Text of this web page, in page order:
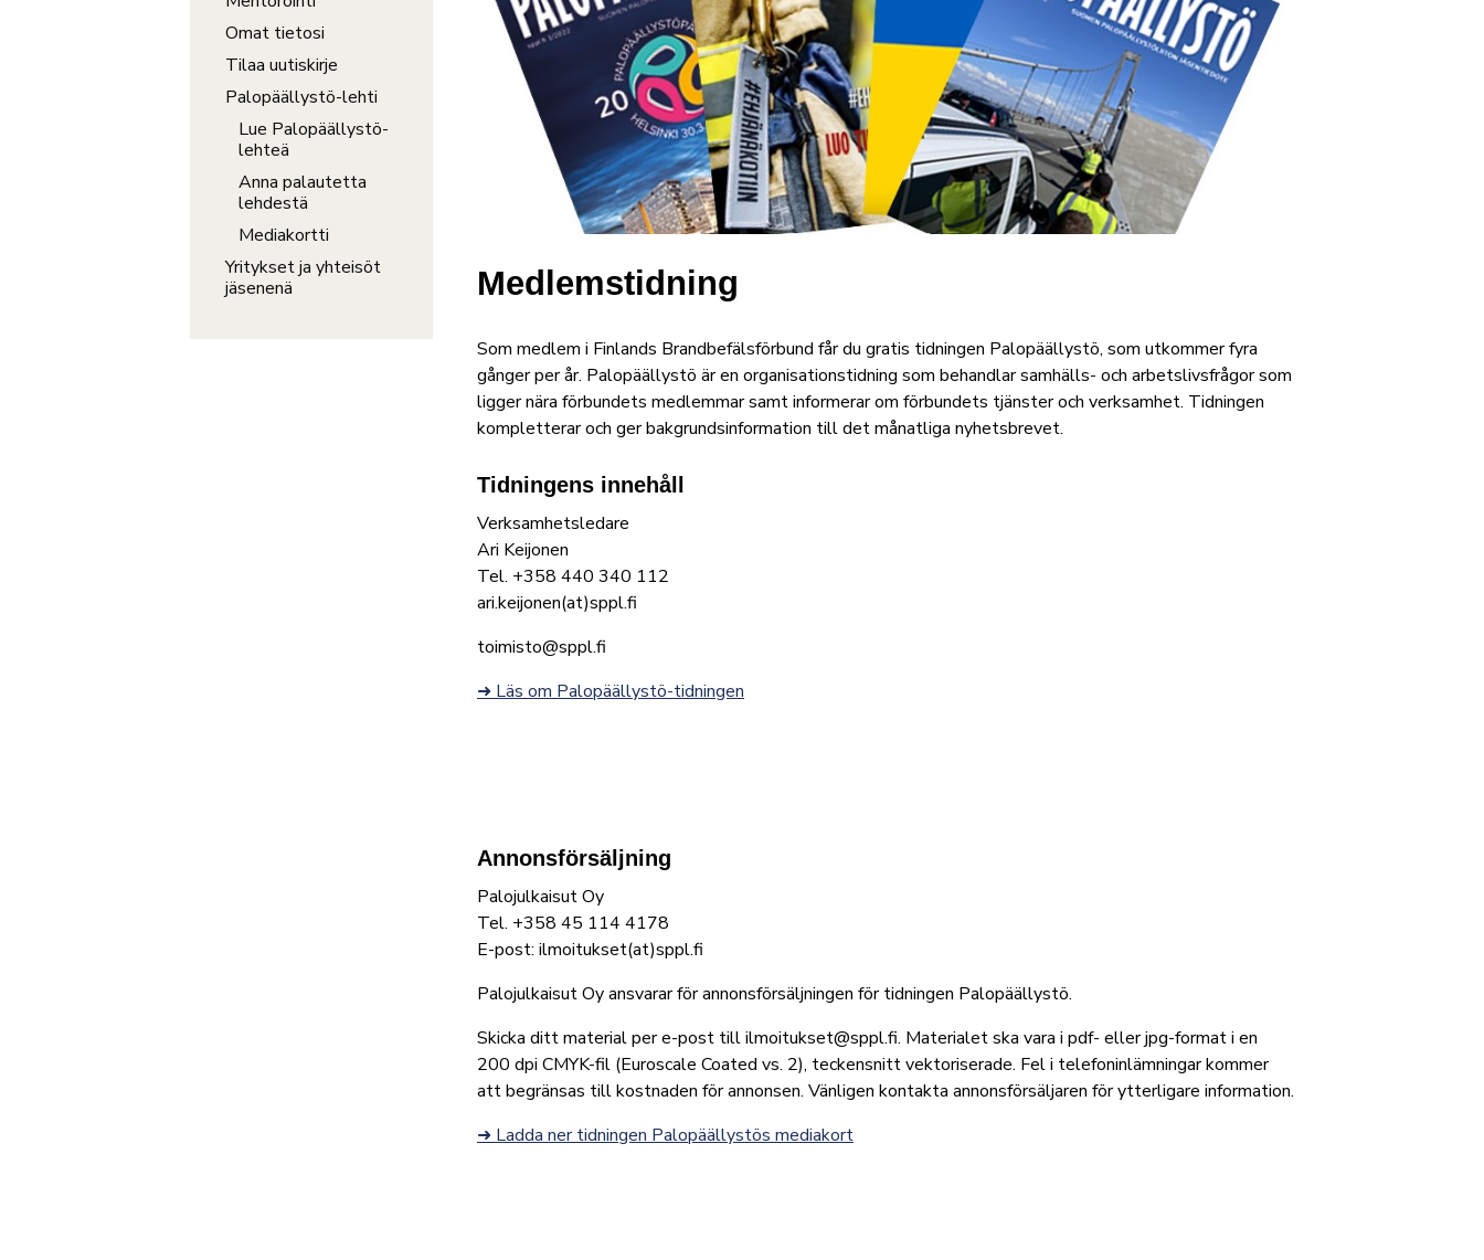
Medlemstidning
Som medlem i Finlands Brandbefälsförbund får du gratis tidningen Palopäällystö, som utkommer fyra
gånger per år. Palopäällystö är en organisationstidning som behandlar samhälls- och arbetslivsfrågor som
ligger nära förbundets medlemmar samt informerar om förbundets tjänster och verksamhet. Tidningen
kompletterar och ger bakgrundsinformation till det månatliga nyhetsbrevet.
Tidningens innehåll
Verksamhetsledare
Ari Keijonen
Tel. +358 440 340 112
ari.keijonen(at)sppl.fi
toimisto@sppl.fi
➜ Läs om Palopäällystö-tidningen
Annonsförsäljning
Palojulkaisut Oy
Tel. +358 45 114 4178
E-post: ilmoitukset(at)sppl.fi
Palojulkaisut Oy ansvarar för annonsförsäljningen för tidningen Palopäällystö.
Skicka ditt material per e-post till ilmoitukset@sppl.fi. Materialet ska vara i pdf- eller jpg-format i en
200 dpi CMYK-fil (Euroscale Coated vs. 2), teckensnitt vektoriserade. Fel i telefoninlämningar kommer
att begränsas till kostnaden för annonsen. Vänligen kontakta annonsförsäljaren för ytterligare information.
➜ Ladda ner tidningen Palopäällystös mediakort
Omat tietosi
Tilaa uutiskirje
Palopäällystö-lehti
Lue Palopäällystö-
lehteä
Anna palautetta
lehdestä
Mediakortti
Yritykset ja yhteisöt
jäsenenä